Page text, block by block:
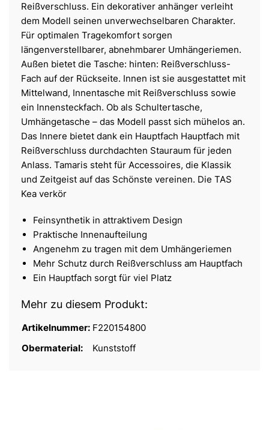
Reißverschluss. Ein dekorativer anhänger verleiht
dem Modell seinen unverwechselbaren Charakter.
Für optimalen Tragekomfort sorgen
längenverstellbarer, abnehmbarer Umhängeriemen.
Außen bietet die Tasche: hinten: Reißverschluss-
Fach auf der Rückseite. Innen ist sie ausgestattet mit
Mittelwand, Innentasche mit Reißverschluss sowie
ein Innensteckfach. Ob als Schultertasche,
Umhängetasche – das Modell passt sich mühelos an.
Das Innere bietet dank ein Hauptfach Hauptfach mit
Reißverschluss durchdachten Stauraum für jeden
Anlass. Tamaris steht für Accessoires, die Klassik
und Zeitgeist auf das Schönste vereinen. Die TAS
Kea verkör
Feinsynthetik in attraktivem Design
Praktische Innenaufteilung
Angenehm zu tragen mit dem Umhängeriemen
Mehr Schutz durch Reißverschluss am Hauptfach
Ein Hauptfach sorgt für viel Platz
Mehr zu diesem Produkt:
Artikelnummer: F220154800
Obermaterial:
Kunststoff